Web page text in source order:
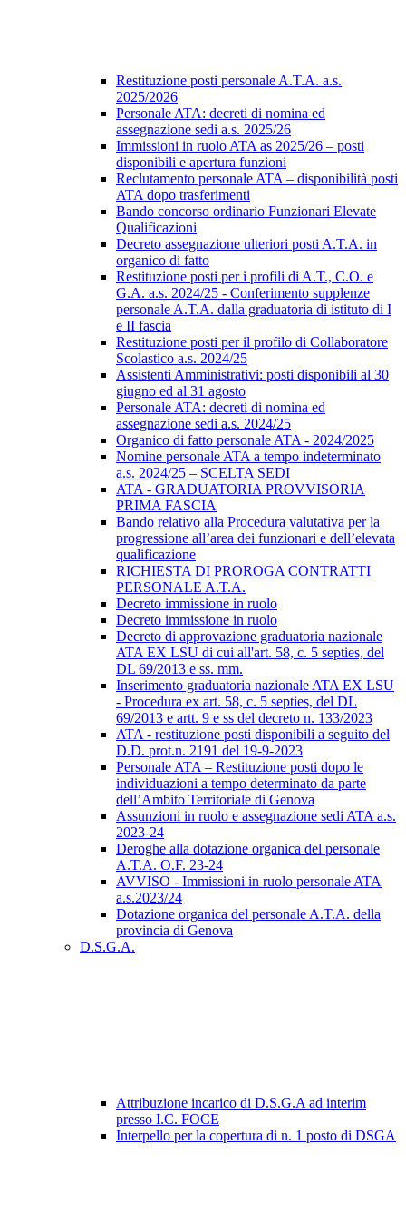
Restituzione posti personale A.T.A. a.s.
2025/2026
Personale ATA: decreti di nomina ed
assegnazione sedi a.s. 2025/26
Immissioni in ruolo ATA as 2025/26 – posti
disponibili e apertura funzioni
Reclutamento personale ATA – disponibilità posti
ATA dopo trasferimenti
Bando concorso ordinario Funzionari Elevate
Qualificazioni
Decreto assegnazione ulteriori posti A.T.A. in
organico di fatto
Restituzione posti per i profili di A.T., C.O. e
G.A. a.s. 2024/25 - Conferimento supplenze
personale A.T.A. dalla graduatoria di istituto di I
e II fascia
Restituzione posti per il profilo di Collaboratore
Scolastico a.s. 2024/25
Assistenti Amministrativi: posti disponibili al 30
giugno ed al 31 agosto
Personale ATA: decreti di nomina ed
assegnazione sedi a.s. 2024/25
Organico di fatto personale ATA - 2024/2025
Nomine personale ATA a tempo indeterminato
a.s. 2024/25 – SCELTA SEDI
ATA - GRADUATORIA PROVVISORIA
PRIMA FASCIA
Bando relativo alla Procedura valutativa per la
progressione all’area dei funzionari e dell’elevata
qualificazione
RICHIESTA DI PROROGA CONTRATTI
PERSONALE A.T.A.
Decreto immissione in ruolo
Decreto immissione in ruolo
Decreto di approvazione graduatoria nazionale
ATA EX LSU di cui all'art. 58, c. 5 septies, del
DL 69/2013 e ss. mm.
Inserimento graduatoria nazionale ATA EX LSU
- Procedura ex art. 58, c. 5 septies, del DL
69/2013 e artt. 9 e ss del decreto n. 133/2023
ATA - restituzione posti disponibili a seguito del
D.D. prot.n. 2191 del 19-9-2023
Personale ATA – Restituzione posti dopo le
individuazioni a tempo determinato da parte
dell’Ambito Territoriale di Genova
Assunzioni in ruolo e assegnazione sedi ATA a.s.
2023-24
Deroghe alla dotazione organica del personale
A.T.A. O.F. 23-24
AVVISO - Immissioni in ruolo personale ATA
a.s.2023/24
Dotazione organica del personale A.T.A. della
provincia di Genova
D.S.G.A.
Attribuzione incarico di D.S.G.A ad interim
presso I.C. FOCE
Interpello per la copertura di n. 1 posto di DSGA